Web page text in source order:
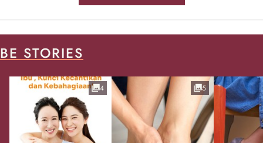
BE STORIES
4 5